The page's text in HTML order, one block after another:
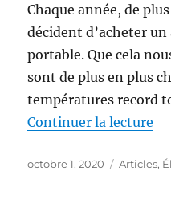
Chaque année, de
décident d’acheter
portable. Que cela
sont de plus en plus
températures record
Continuer la lecture
Publié
octobre 1, 2020 Articles,